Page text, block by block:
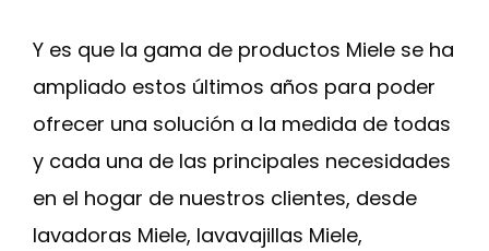
Y es que la gama de productos Miele se ha
ampliado estos últimos años para poder
ofrecer una solución a la medida de todas
y cada una de las principales necesidades
en el hogar de nuestros clientes, desde
lavadoras Miele, lavavajillas Miele,